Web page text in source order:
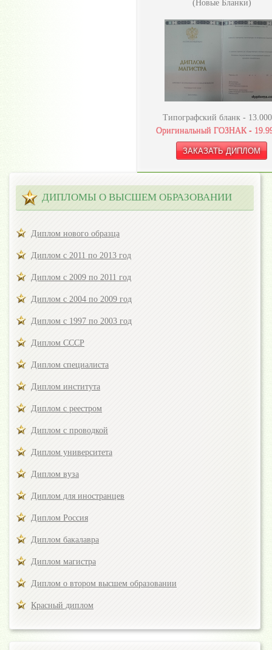
(Новые Бланки)
Типографский бланк - 13.000
Оригинальный ГОЗНАК -
ДИПЛОМЫ О ВЫСШЕМ ОБРАЗОВАНИИ
Диплом нового образца
Диплом с 2011 по 2013 год
Диплом с 2009 по 2011 год
Диплом с 2004 по 2009 год
Диплом с 1997 по 2003 год
Диплом СССР
Диплом специалиста
Диплом института
Диплом с реестром
Диплом с проводкой
Диплом университета
Диплом вуза
Диплом для иностранцев
Диплом Россия
Диплом бакалавра
Диплом магистра
Диплом о втором высшем образовании
Красный диплом